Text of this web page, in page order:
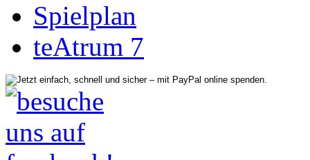
Spielplan
teAtrum 7